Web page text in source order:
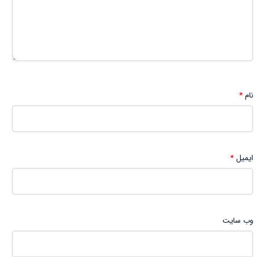
نام*
ایمیل*
وب‌ سایت